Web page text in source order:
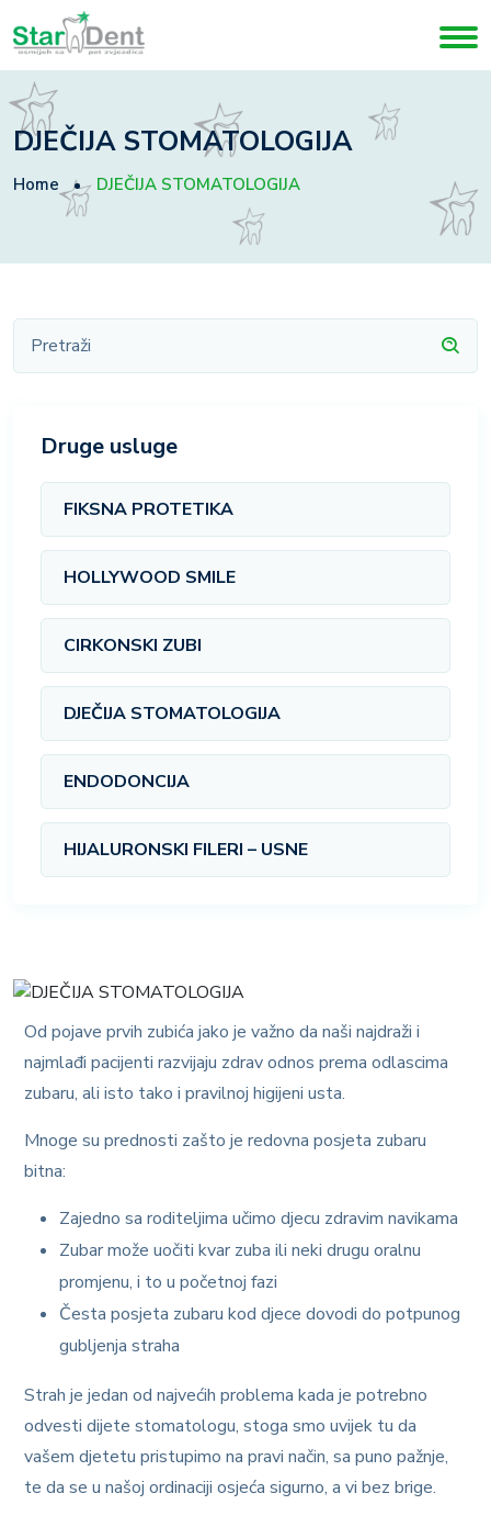
DJEČIJA STOMATOLOGIJA
Home DJEČIJA STOMATOLOGIJA
Druge usluge
FIKSNA PROTETIKA
HOLLYWOOD SMILE
CIRKONSKI ZUBI
DJEČIJA STOMATOLOGIJA
ENDODONCIJA
HIJALURONSKI FILERI – USNE
Od pojave prvih zubića jako je važno da naši najdraži i
najmlađi pacijenti razvijaju zdrav odnos prema odlascima
zubaru, ali isto tako i pravilnoj higijeni usta.
Mnoge su prednosti zašto je redovna posjeta zubaru
bitna:
Zajedno sa roditeljima učimo djecu zdravim navikama
Zubar može uočiti kvar zuba ili neki drugu oralnu
promjenu, i to u početnoj fazi
Česta posjeta zubaru kod djece dovodi do potpunog
gubljenja straha
Strah je jedan od najvećih problema kada je potrebno
odvesti dijete stomatologu, stoga smo uvijek tu da
vašem djetetu pristupimo na pravi način, sa puno pažnje,
te da se u našoj ordinaciji osjeća sigurno, a vi bez brige.